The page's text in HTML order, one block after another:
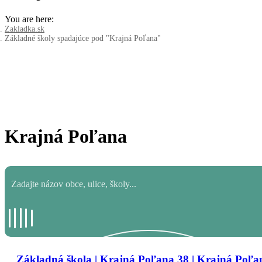
You are here:
Zakladka.sk
Základné školy spadajúce pod "Krajná Poľana"
Krajná Poľana